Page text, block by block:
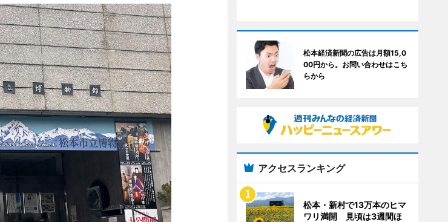
松本経済新聞の広告は月額15,0
00円から。お問い合わせはこち
らから
アクセスランキング
松本・新村で13万本のヒマ
ワリ満開 見頃は3週間ほ